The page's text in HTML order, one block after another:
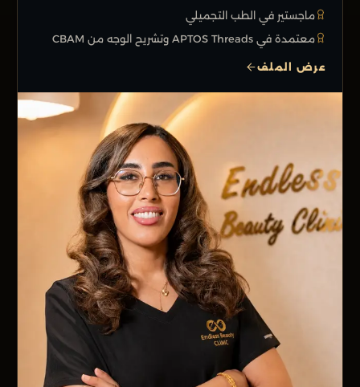
ماجستير في الطب التجميلي
معتمدة في APTOS Threads وتشريح الوجه من CBAM
عرض الملف